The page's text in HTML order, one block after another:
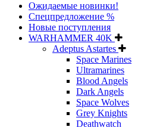
Ожидаемые новинки!
Спецпредложение %
Новые поступления
WARHAMMER 40K
Adeptus Astartes
Space Marines
Ultramarines
Blood Angels
Dark Angels
Space Wolves
Grey Knights
Deathwatch